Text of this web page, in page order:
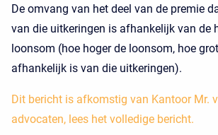
De omvang van het deel van de premie
van die uitkeringen is afhankelijk van de
loonsom (hoe hoger de loonsom, hoe
afhankelijk is van die uitkeringen).
Dit bericht is afkomstig van Kantoor Mr.
advocaten, lees het volledige bericht.